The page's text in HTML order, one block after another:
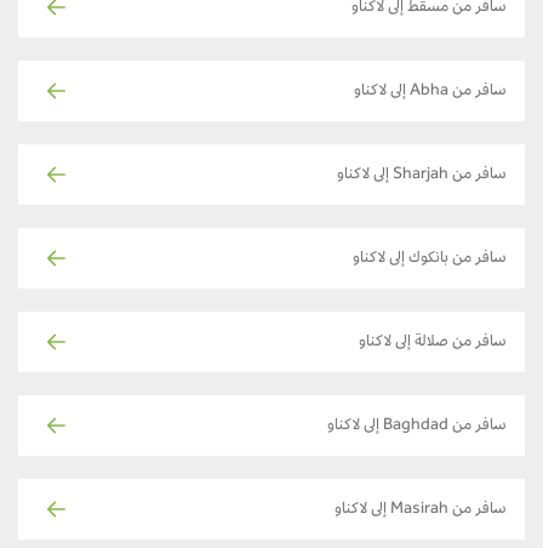
سافر من مسقط إلى لاكناو
سافر من Abha إلى لاكناو
سافر من Sharjah إلى لاكناو
سافر من بانكوك إلى لاكناو
سافر من صلالة إلى لاكناو
سافر من Baghdad إلى لاكناو
سافر من Masirah إلى لاكناو